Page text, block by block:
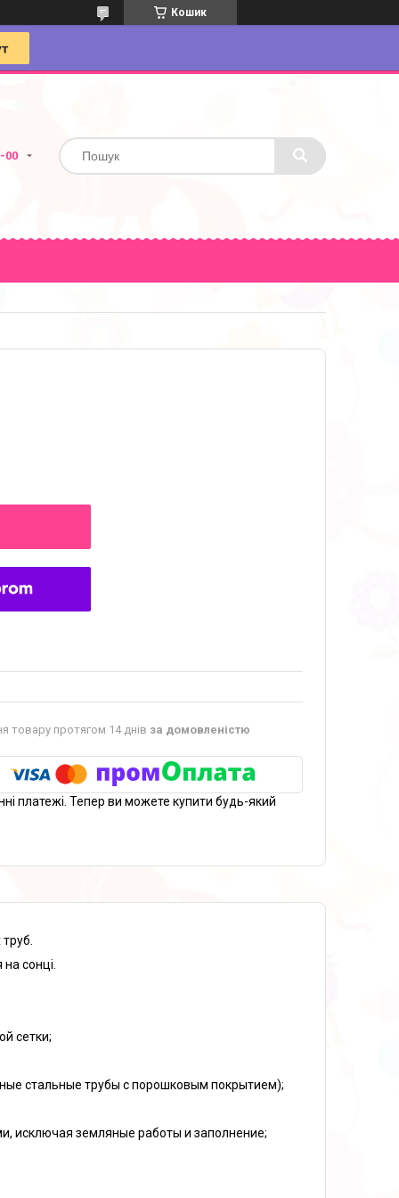
Кошик
00
товару протягом 14 днів за домовленістю
платежі. Тепер ви можете купити будь-який
сонці.
сетки;
стальные трубы с порошковым покрытием);
исключая земляные работы и заполнение;